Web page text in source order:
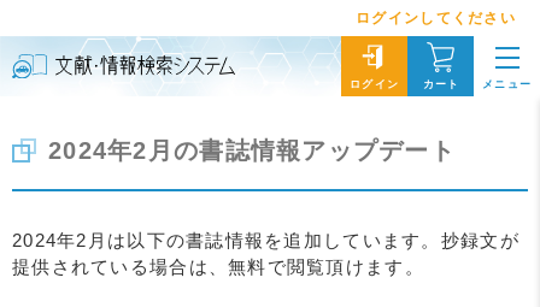
ログインしてください
ログイン カート メニュー
2024年2月の書誌情報アップデート
2024年2月は以下の書誌情報を追加しています。抄録文が
提供されている場合は、無料で閲覧頂けます。